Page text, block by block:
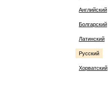
Английский
Болгарский
Латинский
Русский
Хорватский